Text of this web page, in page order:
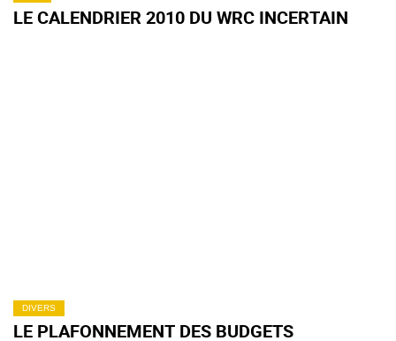
LE CALENDRIER 2010 DU WRC INCERTAIN
DIVERS
LE PLAFONNEMENT DES BUDGETS